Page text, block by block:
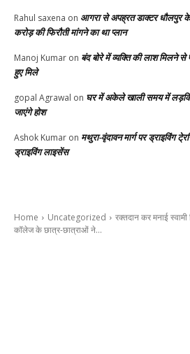
Rahul saxena on आगरा से अपह्रत डाक्टर धौलपुर
करोड़ की फिरौती मांगने का था प्लान
Manoj Kumar on बंद बोरे में व्यक्ति की लाश
हुए मिले
gopal Agrawal on घर में अकेले खाली समय में
जाएंगे होश
Ashok Kumar on मथुरा-वृंदावन मार्ग पर
ड्राइविंग लाइसेंस